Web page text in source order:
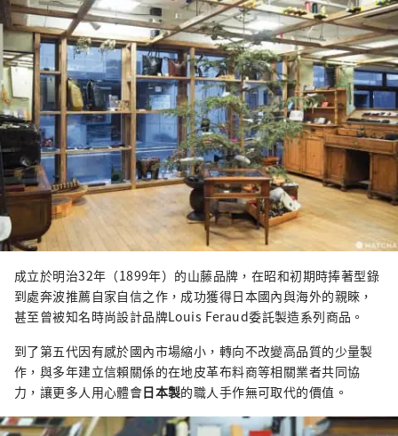
成立於明治32年（1899年）的山藤品牌，在昭和初期時捧著型錄
到處奔波推薦自家自信之作，成功獲得日本國內與海外的親睞，
甚至曾被知名時尚設計品牌Louis Feraud委託製造系列商品。
到了第五代因有感於國內市場縮小，轉向不改變高品質的少量製
作，與多年建立信賴關係的在地皮革布料商等相關業者共同協
力，讓更多人用心體會日本製的職人手作無可取代的價值。